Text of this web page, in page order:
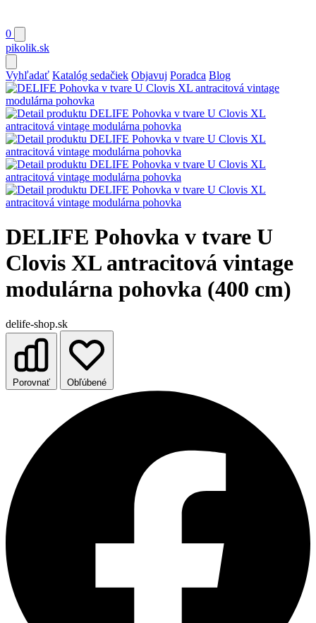
0
pikolik.sk
Vyhľadať Katalóg sedačiek Objavuj Poradca Blog
DELIFE Pohovka v tvare U
Clovis XL antracitová vintage
modulárna pohovka (400 cm)
delife-shop.sk
Porovnať Obľúbené